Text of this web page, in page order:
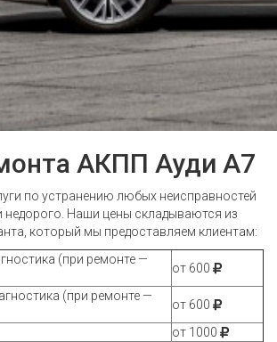
АКПП Ауди А7
по устранению любых неисправностей
недорого. Наши цены складываются из
который мы предоставляем клиентам:
(при ремонте —
от 600
(при ремонте —
от 600
от 1000